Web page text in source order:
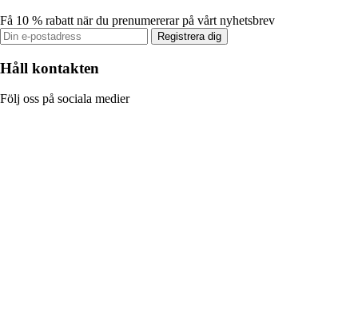
Få 10 % rabatt när du prenumererar på vårt nyhetsbrev
Registrera dig
Håll kontakten
Följ oss på sociala medier